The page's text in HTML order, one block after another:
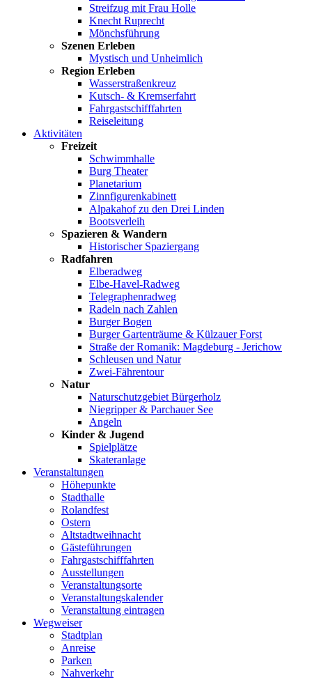
Streifzug mit Frau Holle
Knecht Ruprecht
Mönchsführung
Szenen Erleben
Mystisch und Unheimlich
Region Erleben
Wasserstraßenkreuz
Kutsch- & Kremserfahrt
Fahrgastschifffahrten
Reiseleitung
Aktivitäten
Freizeit
Schwimmhalle
Burg Theater
Planetarium
Zinnfigurenkabinett
Alpakahof zu den Drei Linden
Bootsverleih
Spazieren & Wandern
Historischer Spaziergang
Radfahren
Elberadweg
Elbe-Havel-Radweg
Telegraphenradweg
Radeln nach Zahlen
Burger Bogen
Burger Gartenträume & Külzauer Forst
Straße der Romanik: Magdeburg - Jerichow
Schleusen und Natur
Zwei-Fährentour
Natur
Naturschutzgebiet Bürgerholz
Niegripper & Parchauer See
Angeln
Kinder & Jugend
Spielplätze
Skateranlage
Veranstaltungen
Höhepunkte
Stadthalle
Rolandfest
Ostern
Altstadtweihnacht
Gästeführungen
Fahrgastschifffahrten
Ausstellungen
Veranstaltungsorte
Veranstaltungskalender
Veranstaltung eintragen
Wegweiser
Stadtplan
Anreise
Parken
Nahverkehr